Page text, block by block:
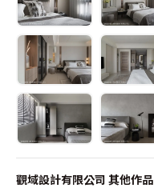
觀域設計有限公司 其他作品